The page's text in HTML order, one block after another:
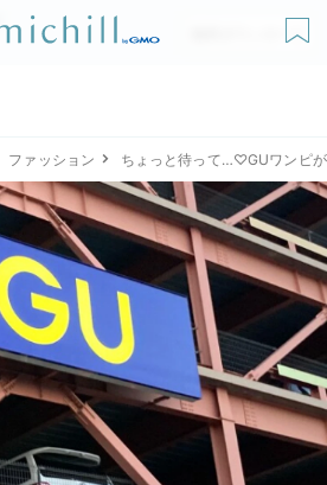
無料ダウンロード
ファッション ちょっと待って…♡GUワンピ